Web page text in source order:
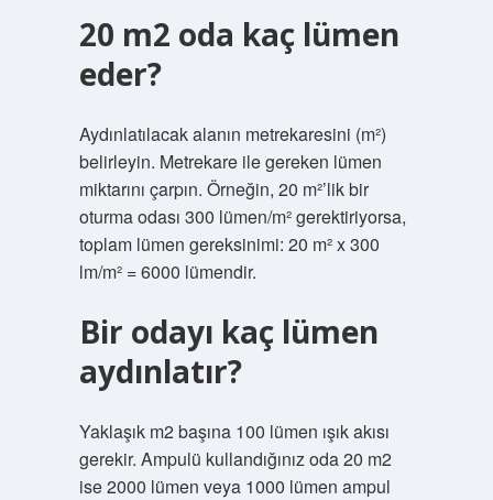
20 m2 oda kaç lümen
eder?
Aydınlatılacak alanın metrekaresini (m²)
belirleyin. Metrekare ile gereken lümen
miktarını çarpın. Örneğin, 20 m²’lik bir
oturma odası 300 lümen/m² gerektiriyorsa,
toplam lümen gereksinimi: 20 m² x 300
lm/m² = 6000 lümendir.
Bir odayı kaç lümen
aydınlatır?
Yaklaşık m2 başına 100 lümen ışık akısı
gerekir. Ampulü kullandığınız oda 20 m2
ise 2000 lümen veya 1000 lümen ampul